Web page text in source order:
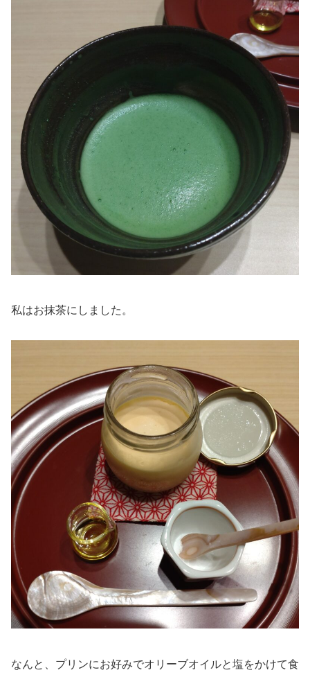
私はお抹茶にしました。
なんと、プリンにお好みでオリーブオイルと塩をかけて食